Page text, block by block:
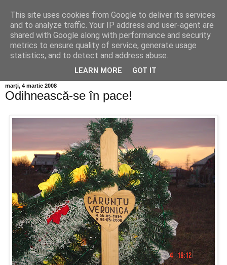
Info MILEANCA
BINE AȚI VENIT! *Jurnal online de informație și opinie;
Vineri 07 August, 2026
marți, 4 martie 2008
Odihnească-se în pace!
This site uses cookies from Google to deliver its services
and to analyze traffic. Your IP address and user-agent are
shared with Google along with performance and security
metrics to ensure quality of service, generate usage
statistics, and to detect and address abuse.
LEARN MORE GOT IT